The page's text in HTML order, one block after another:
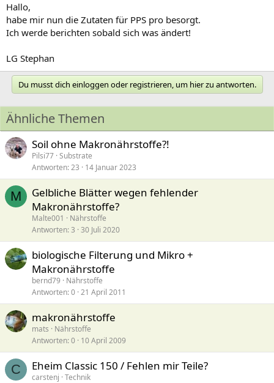
Hallo,
habe mir nun die Zutaten für PPS pro besorgt.
Ich werde berichten sobald sich was ändert!
LG Stephan
Du musst dich einloggen oder registrieren, um hier zu antworten.
Ähnliche Themen
Soil ohne Makronährstoffe?!
Pilsi77 Substrate
Antworten 23 14 Januar 2023
M
Gelbliche Blätter wegen fehlender
Makronährstoffe?
Malte001
Nährstoffe
Antworten 3 30 Juli 2020
biologische Filterung und Mikro +
Makronährstoffe
bernd79
Nährstoffe
Antworten 0 21 April 2011
makronährstoffe
mats
Nährstoffe
Antworten 0 10 April 2009
C Eheim Classic 150 / Fehlen mir Teile?
carstenj Technik